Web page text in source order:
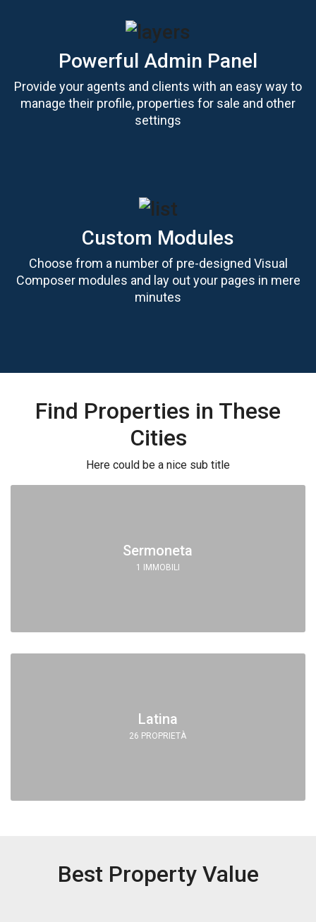
Powerful Admin Panel
Provide your agents and clients with an easy way to
manage their profile, properties for sale and other
settings
Custom Modules
Choose from a number of pre-designed Visual
Composer modules and lay out your pages in mere
minutes
Find Properties in These
Cities
Here could be a nice sub title
Sermoneta
1 IMMOBILI
Latina
26 PROPRIETÀ
Best Property Value